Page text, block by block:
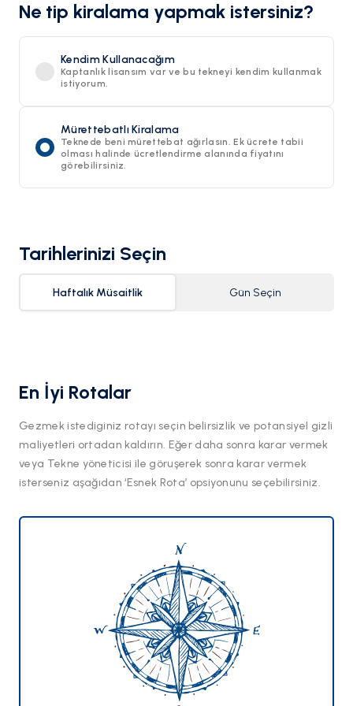
Ne tip kiralama yapmak istersiniz?
Kendim Kullanacağım
Kaptanlık lisansım var ve bu tekneyi kendim kullanmak
istiyorum.
Mürettebatlı Kiralama
Teknede beni mürettebat ağırlasın. Ek ücrete tabii
olması halinde ücretlendirme alanında fiyatını
görebilirsiniz.
Tarihlerinizi Seçin
Haftalık Müsaitlik Gün Seçin
En İyi Rotalar
Gezmek istediginiz rotayı seçin belirsizlik ve potansiyel gizli
maliyetleri ortadan kaldırın. Eğer daha sonra karar vermek
veya Tekne yöneticisi ile göruşerek sonra karar vermek
isterseniz aşağıdan ‘Esnek Rota’ opsiyonunu seçebilirsiniz.